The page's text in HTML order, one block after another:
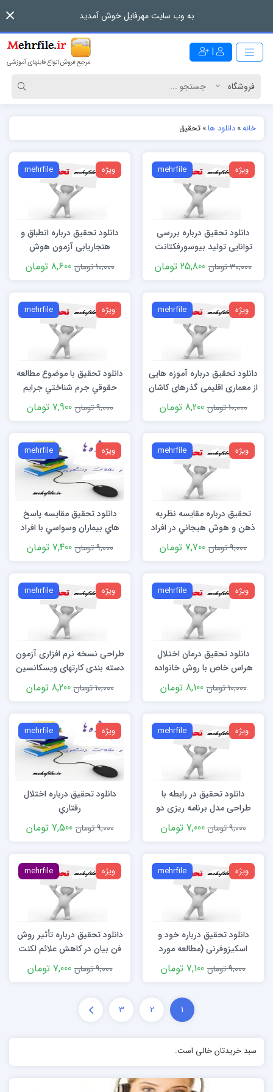
به وب سایت مهرفایل خوش آمدید
|
خانه»دانلود ها»تحقیق
ویژه mehrfile
دانلود تحقیق درباره بررسی
توانایی تولید بیوسورفکتانت
توسط دو باکتری30,000 تومان 25,800 تومان
ویژه mehrfile
دانلود تحقیق درباره انطباق و
هنجاریابی آزمون هوش
نوجوانان کتل (فرم B)10,000 تومان 8,600 تومان
ویژه mehrfile
دانلود تحقیق درباره آموزه هایی
از معماری اقلیمی گذرهای کاشان
10,000 تومان
8,200 تومان
ویژه mehrfile
دانلود تحقیق با موضوع مطالعه
حقوقي جرم شناختي جرايم
اقتصادي
9,000 تومان 7,900 تومان
ویژه mehrfile
تحقیق درباره مقايسه نظريه
ذهن و هوش هيجاني در افراد
مبتلا به مواد در حال درمان و
افراد سالم
9,000 تومان 7,700 تومان
ویژه mehrfile
دانلود تحقیق مقايسه پاسخ
هاي بيماران وسواسي با افراد
بهنجار در آزمون رورشاخ9,000 تومان 7,400 تومان
ویژه mehrfile
دانلود تحقیق درمان اختلال
هراس خاص با روش خانواده
درماني شناختي رفتاري10,000 تومان 8,100 تومان
ویژه mehrfile
طراحی نسخه نرم افزاری آزمون
دسته بندی کارتهای ویسکانسین
10,000 تومان 8,200 تومان
ویژه mehrfile
دانلود تحقیق در رابطه با
طراحی مدل برنامه ریزی دو
سطحی در زنجیره تامین9,000 تومان 7,000 تومان
ویژه mehrfile
دانلود تحقیق درباره اختلال
رفتاري
9,000 تومان
7,500 تومان
ویژه mehrfile
دانلود تحقیق درباره خود و
اسکیزوفرنی (مطالعه مورد
پژوهی)
9,000 تومان 7,100 تومان
ویژه mehrfile
دانلود تحقیق درباره تأثیر روش
فن بیان در کاهش علائم لکنت
9,000 تومان 7,000 تومان
1
2
3
سبد خریدتان خالی است.